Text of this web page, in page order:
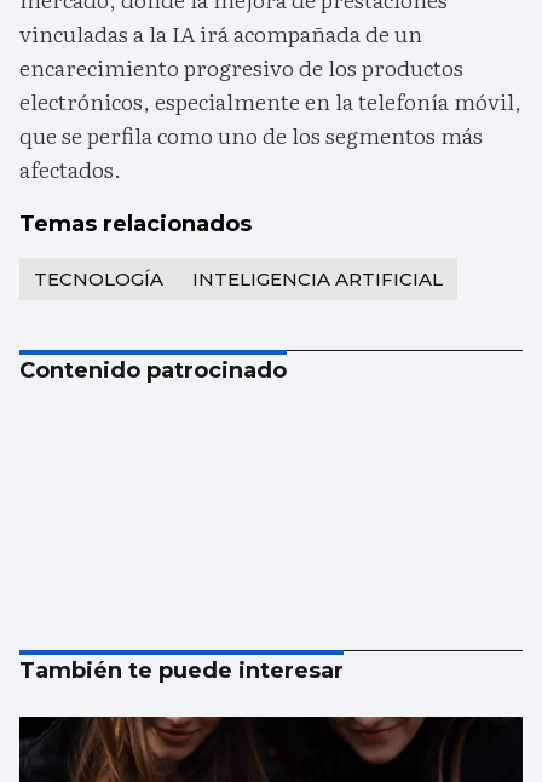
vinculadas a la IA irá acompañada de un
encarecimiento progresivo de los productos
electrónicos, especialmente en la telefonía móvil,
que se perfila como uno de los segmentos más
afectados.
Temas relacionados
TECNOLOGÍA INTELIGENCIA ARTIFICIAL
Contenido patrocinado
También te puede interesar